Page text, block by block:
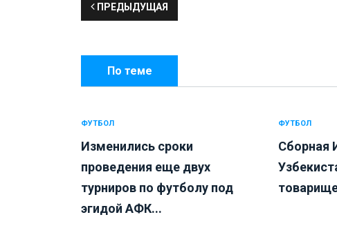
ПРЕДЫДУЩАЯ
По теме
ФУТБОЛ
Изменились сроки
проведения еще двух
турниров по футболу под
эгидой АФК...
ФУТБОЛ
Сборная